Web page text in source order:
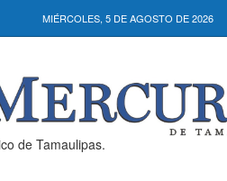
MIÉRCOLES, 5 DE AGOSTO DE 2026
de Tamaulipas.